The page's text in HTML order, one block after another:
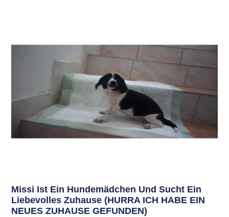
Missi Ist Ein Hundemädchen Und Sucht Ein
Liebevolles Zuhause (HURRA ICH HABE EIN
NEUES ZUHAUSE GEFUNDEN)